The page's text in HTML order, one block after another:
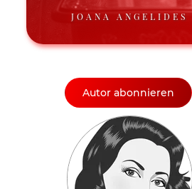
JOANA ANGELIDES
Autor abonnieren